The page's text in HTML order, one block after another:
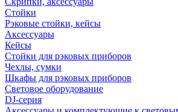
Стойки
Рэковые стойки, кейсы
Аксессуары
Кейсы
Стойки для рэковых приборов
Чехлы, сумки
Шкафы для рэковых приборов
Световое оборудование
DJ-серия